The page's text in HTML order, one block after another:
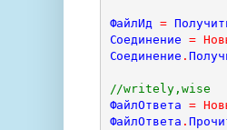
ФайлИд =
Соединение
=
Соединение .
//writely,wise
ФайлОтвета
=
ФайлОтвета .